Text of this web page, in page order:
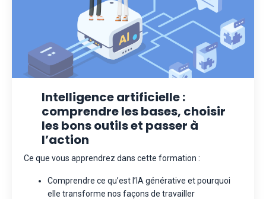
Intelligence artificielle :
comprendre les bases, choisir
les bons outils et passer à
l’action
Ce que vous apprendrez dans cette formation :
Comprendre ce qu’est l’IA générative et pourquoi
elle transforme nos façons de travailler